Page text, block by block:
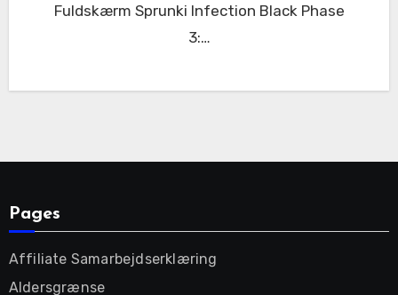
Fuldskærm Sprunki Infection Black Phase
3:…
Pages
Affiliate Samarbejdserklæring
Aldersgrænse